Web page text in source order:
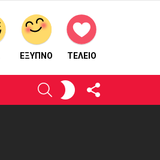
ΈΞΥΠΝΟ ΤΕΛΕΙΟ
ΑΝΑΖΉΤΗΣΗΕΝΕΡΓΟΠΟΙΉΣΤΕ
ΤΟ
ΔΈΡΜΑ